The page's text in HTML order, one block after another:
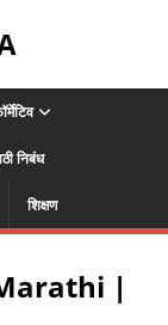
निबंध
शिक्षण
|